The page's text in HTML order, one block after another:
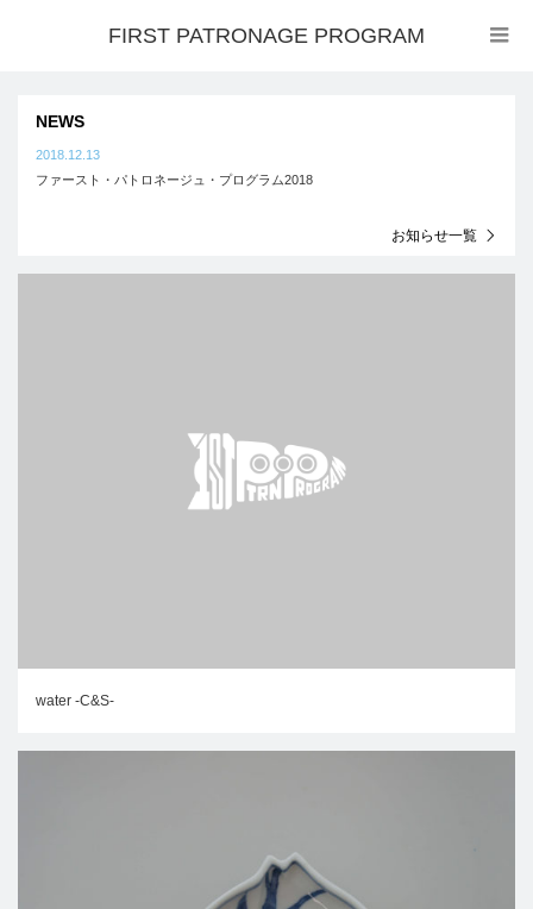
FIRST PATRONAGE PROGRAM
NEWS
2018.12.13
ファースト・パトロネージュ・プログラム2018
お知らせ一覧
water -C&S-